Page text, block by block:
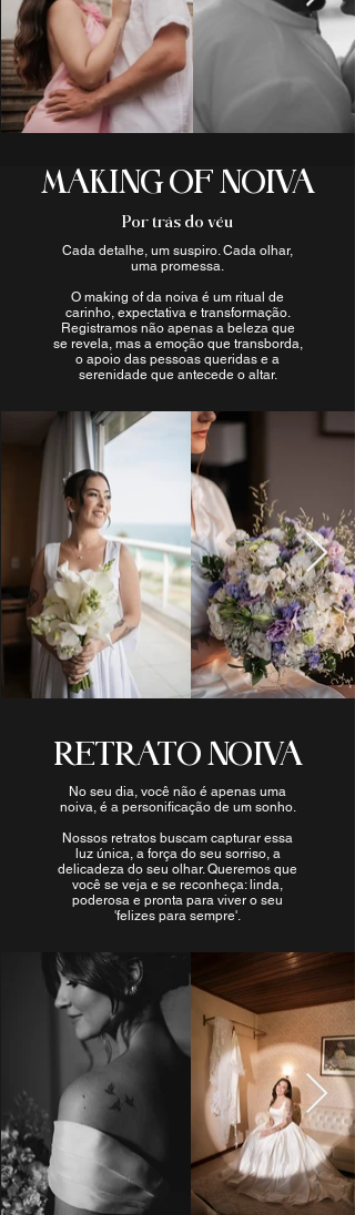
MAKING OF NOIVA
Por trás do véu
Cada detalhe, um suspiro. Cada olhar,
uma promessa.
O making of da noiva é um ritual de
carinho, expectativa e transformação.
Registramos não apenas a beleza que
se revela, mas a emoção que transborda,
o apoio das pessoas queridas e a
serenidade que antecede o altar.
RETRATO NOIVA
No seu dia, você não é apenas uma
noiva, é a personificação de um sonho.
Nossos retratos buscam capturar essa
luz única, a força do seu sorriso, a
delicadeza do seu olhar. Queremos que
você se veja e se reconheça: linda,
poderosa e pronta para viver o seu
'felizes para sempre'.